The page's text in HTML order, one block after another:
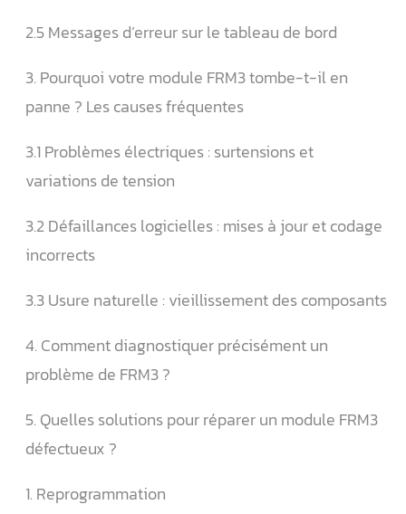
2.5 Messages d’erreur sur le tableau de bord
3. Pourquoi votre module FRM3 tombe-t-il en
panne ? Les causes fréquentes
3.1 Problèmes électriques : surtensions et
variations de tension
3.2 Défaillances logicielles : mises à jour et codage
incorrects
3.3 Usure naturelle : vieillissement des composants
4. Comment diagnostiquer précisément un
problème de FRM3 ?
5. Quelles solutions pour réparer un module FRM3
défectueux ?
1. Reprogrammation